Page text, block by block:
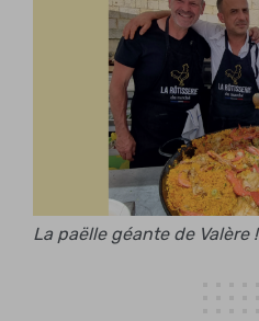
La paëlle géante de Valère !